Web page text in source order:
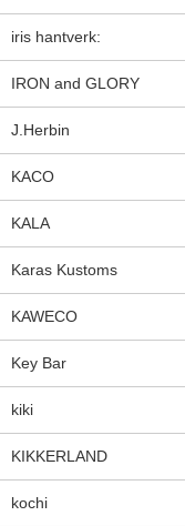
iris hantverk:
IRON and GLORY
J.Herbin
KACO
KALA
Karas Kustoms
KAWECO
Key Bar
kiki
KIKKERLAND
kochi